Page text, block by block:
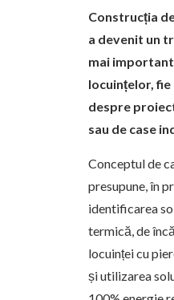
Construcția
a devenit un
mai
locuințelor, fie
despre
sau de case
Conceptul de
presupune, în
identificarea
termică, de
locuinței cu
și utilizarea